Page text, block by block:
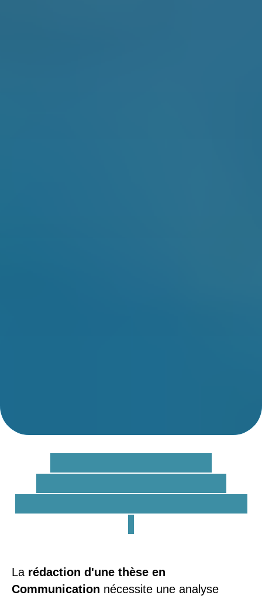
La rédaction d'une thèse en
Communication nécessite une analyse